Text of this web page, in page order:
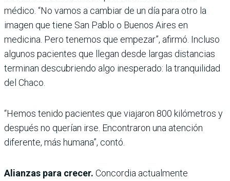
médico. “No vamos a cambiar de un día para otro la
imagen que tiene San Pablo o Buenos Aires en
medicina. Pero tenemos que empezar”, afirmó. Incluso
algunos pacientes que llegan desde largas distancias
terminan descubriendo algo inesperado: la tranquilidad
del Chaco.
“Hemos tenido pacientes que viajaron 800 kilómetros y
después no querían irse. Encontraron una atención
diferente, más humana”, contó.
Alianzas para crecer. Concordia actualmente